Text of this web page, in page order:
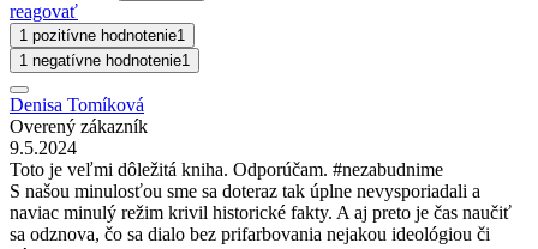
reagovať
1 pozitívne hodnotenie1
1 negatívne hodnotenie1
Denisa Tomíková
Overený zákazník
9.5.2024
Toto je veľmi dôležitá kniha. Odporúčam. #nezabudnime
S našou minulosťou sme sa doteraz tak úplne nevysporiadali a
naviac minulý režim krivil historické fakty. A aj preto je čas naučiť
sa odznova, čo sa dialo bez prifarbovania nejakou ideológiou či